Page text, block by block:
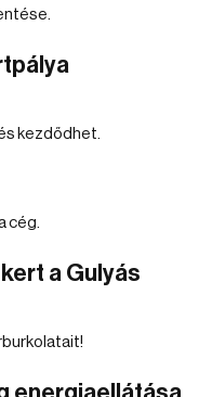
kezdődhet.
cég.
a Gulyás